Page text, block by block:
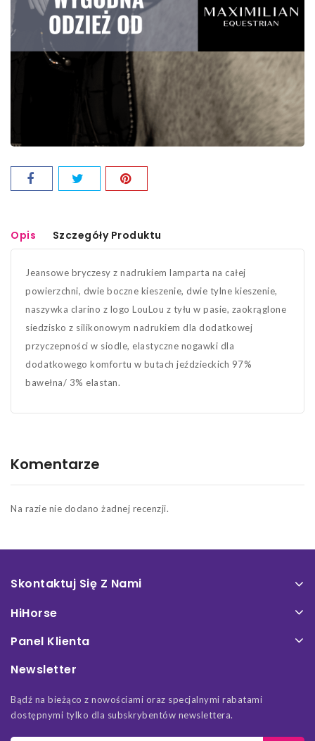
Opis Szczegóły Produktu
Jeansowe bryczesy z nadrukiem lamparta na całej
powierzchni, dwie boczne kieszenie, dwie tylne kieszenie,
naszywka clarino z logo LouLou z tyłu w pasie, zaokrąglone
siedzisko z silikonowym nadrukiem dla dodatkowej
przyczepności w siodle, elastyczne nogawki dla
dodatkowego komfortu w butach jeździeckich 97%
bawełna/ 3% elastan.
Komentarze
Na razie nie dodano żadnej recenzji.
Skontaktuj Się Z Nami
HiHorse
Panel Klienta
Newsletter
Bądź na bieżąco z nowościami oraz specjalnymi rabatami
dostępnymi tylko dla subskrybentów newslettera.